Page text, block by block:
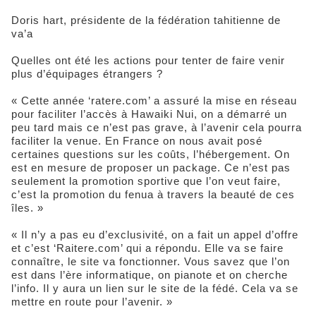
Doris hart, présidente de la fédération tahitienne de
va’a
Quelles ont été les actions pour tenter de faire venir
plus d’équipages étrangers ?
« Cette année ‘ratere.com’ a assuré la mise en réseau
pour faciliter l’accès à Hawaiki Nui, on a démarré un
peu tard mais ce n’est pas grave, à l’avenir cela pourra
faciliter la venue. En France on nous avait posé
certaines questions sur les coûts, l’hébergement. On
est en mesure de proposer un package. Ce n’est pas
seulement la promotion sportive que l’on veut faire,
c’est la promotion du fenua à travers la beauté de ces
îles. »
« Il n’y a pas eu d’exclusivité, on a fait un appel d’offre
et c’est ‘Raitere.com’ qui a répondu. Elle va se faire
connaître, le site va fonctionner. Vous savez que l’on
est dans l’ère informatique, on pianote et on cherche
l’info. Il y aura un lien sur le site de la fédé. Cela va se
mettre en route pour l’avenir. »